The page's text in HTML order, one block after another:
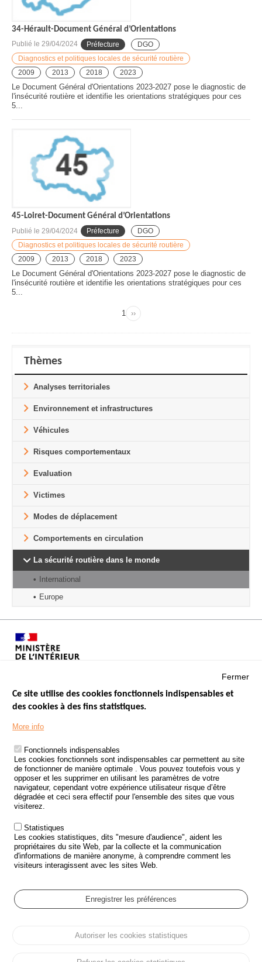
34-Hérault-Document Général d’Orientations
Publié le 29/04/2024 Préfecture
DGO
Diagnostics et politiques locales de sécurité routière
2009
2013 2018 2023
Le Document Général d'Orientations 2023-2027 pose le diagnostic de
l'insécurité routière et identifie les orientations stratégiques pour ces
5...
45-Loiret-Document Général d’Orientations
Publié le 29/04/2024 Préfecture
DGO
Diagnostics et politiques locales de sécurité routière
2009
2013 2018 2023
Le Document Général d'Orientations 2023-2027 pose le diagnostic de
l'insécurité routière et identifie les orientations stratégiques pour ces
5...
Pagination
Page
1
Page
››
Thèmes
Analyses territoriales
Environnement et infrastructures
Véhicules
Risques comportementaux
Evaluation
Victimes
Modes de déplacement
Comportements en circulation
La sécurité routière dans le monde
International
Europe
Menu
Footer
LES SITES PUBLICS
ÉTAT DE L’INSÉCURITÉ ROUTIÈRE
TRAITEMENT DES DONNÉES PERSONNELLES DES ACCIDENTS DE
LA ROUTE
ETUDES ET RECHERCHES
APPEL À PROJETS
POLITIQUE DE SÉCURITÉ ROUTIÈRE
Outils
AGENDA
GLOSSAIRE
Cookie settings
Protection des données personnelles et Cookies
Fermer
Ce site utilise des cookies fonctionnels indispensables et
des cookies à des fins statistiques.
More info
Fonctionnels indispensables
Les cookies fonctionnels sont indispensables car permettent au site
de fonctionner de manière optimale . Vous pouvez toutefois vous y
opposer et les supprimer en utilisant les paramètres de votre
navigateur, cependant votre expérience utilisateur risque d’être
dégradée et ceci sera effectif pour l'ensemble des sites que vous
visiterez.
Statistiques
Les cookies statistiques, dits "mesure d'audience", aident les
propriétaires du site Web, par la collecte et la communication
d'informations de manière anonyme, à comprendre comment les
visiteurs interagissent avec les sites Web.
Enregistrer les préférences
Autoriser les cookies statistiques